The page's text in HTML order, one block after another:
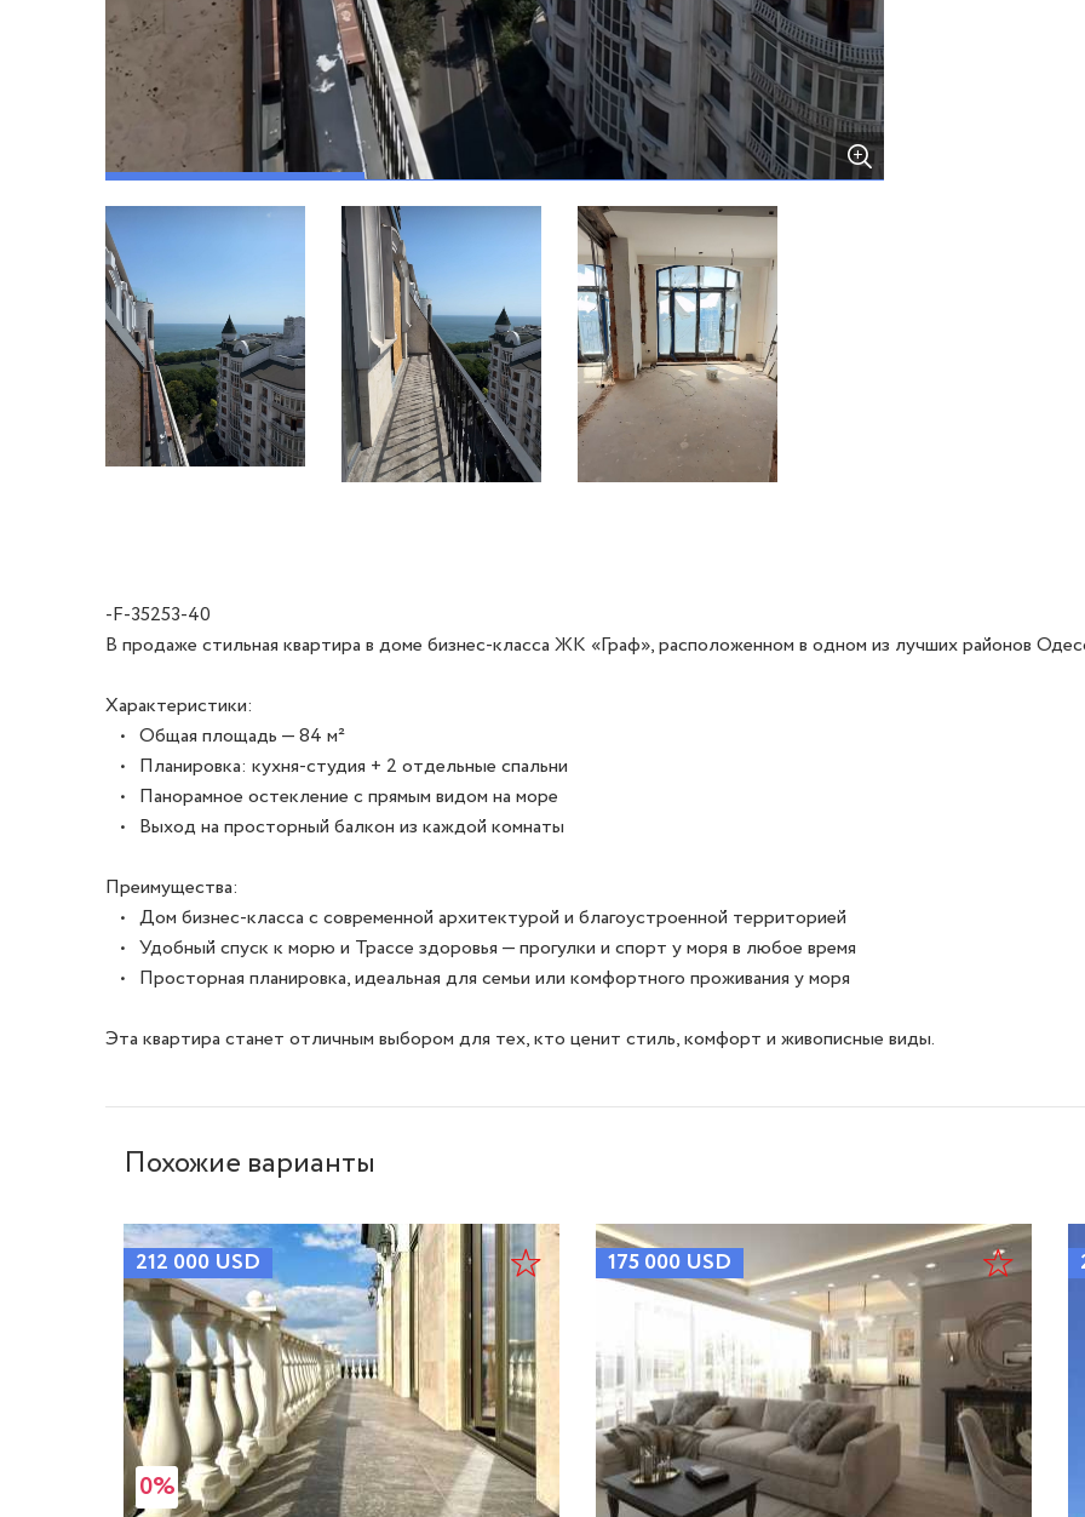
-F-35253-40
В продаже стильная квартира в доме бизнес-класса ЖК «Граф», расположенном в одном из лучших районов
Характеристики:
•   Общая площадь — 84 м²
•   Планировка: кухня-студия + 2 отдельные спальни
•   Панорамное остекление с прямым видом на море
•   Выход на просторный балкон из каждой комнаты
Преимущества:
•   Дом бизнес-класса с современной архитектурой и благоустроенной территорией
•   Удобный спуск к морю и Трассе здоровья — прогулки и спорт у моря в любое время
•   Просторная планировка, идеальная для семьи или комфортного проживания у моря
Эта квартира станет отличным выбором для тех, кто ценит стиль, комфорт и живописные виды.
Похожие варианты
212 000 USD
0%
175 000 USD